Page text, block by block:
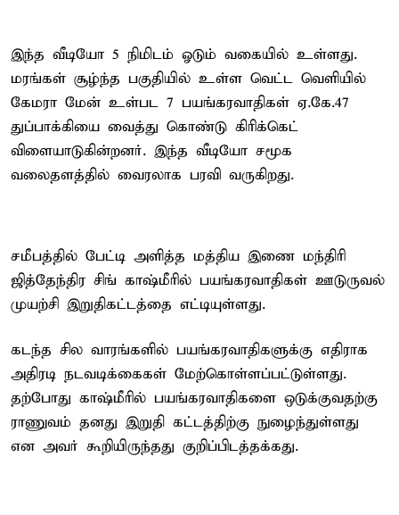
இந்த வீடியோ 5 நிமிடம் ஓடும் வகையில் உள்ளது.
மரங்கள் சூழ்ந்த பகுதியில் உள்ள வெட்ட வெளியில்
கேமரா மேன் உள்பட 7 பயங்கரவாதிகள் ஏ.கே.47
துப்பாக்கியை வைத்து கொண்டு கிரிக்கெட்
விளையாடுகின்றனர். இந்த வீடியோ சமூக
வலைதளத்தில் வைரலாக பரவி வருகிறது.
சமீபத்தில் பேட்டி அளித்த மத்திய இணை மந்திரி
ஜித்தேந்திர சிங் காஷ்மீரில் பயங்கரவாதிகள் ஊடுருவல்
முயற்சி இறுதிகட்டத்தை எட்டியுள்ளது.
கடந்த சில வாரங்களில் பயங்கரவாதிகளுக்கு எதிராக
அதிரடி நடவடிக்கைகள் மேற்கொள்ளப்பட்டுள்ளது.
தற்போது காஷ்மீரில் பயங்கரவாதிகளை ஒடுக்குவதற்கு
ராணுவம் தனது இறுதி கட்டத்திற்கு நுழைந்துள்ளது
என அவர் கூறியிருந்தது குறிப்பிடத்தக்கது.